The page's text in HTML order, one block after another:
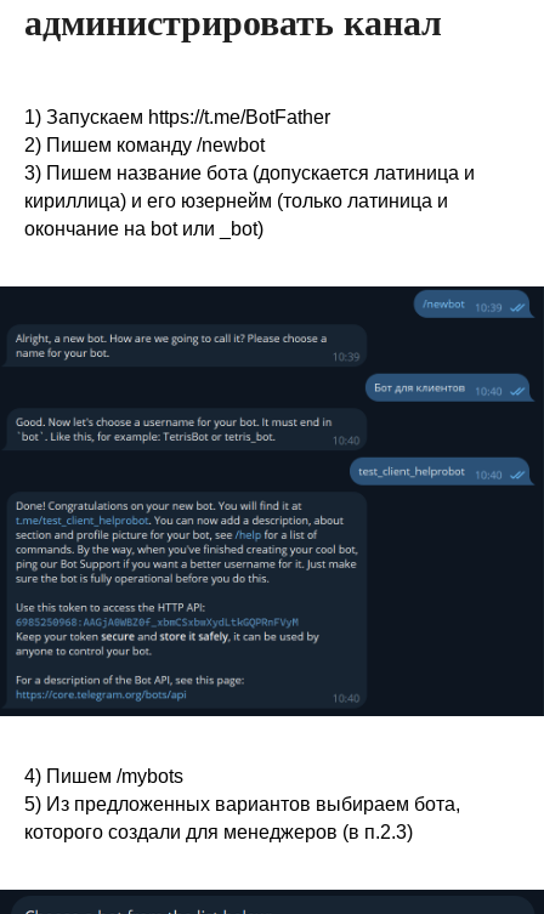
администрировать канал
1) Запускаем https://t.me/BotFather
2) Пишем команду /newbot
3) Пишем название бота (допускается латиница и
кириллица) и его юзернейм (только латиница и
окончание на bot или _bot)
4) Пишем /mybots
5) Из предложенных вариантов выбираем бота,
которого создали для менеджеров (в п.2.3)